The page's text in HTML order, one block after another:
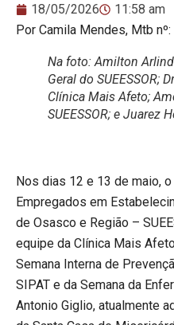
18/05/2026
11:58 am
Por Camila Mendes, Mtb
Na foto: Amilton
Geral do SUEESSOR;
Clínica Mais Afeto;
SUEESSOR; e Juarez
Nos dias 12 e 13 de maio,
Empregados em
de Osasco e Região –
equipe da Clínica Mais
Semana Interna de
SIPAT e da Semana da
Antonio Giglio, atualmente